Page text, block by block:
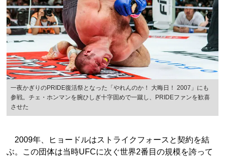
一夜かぎりのPRIDE復活祭となった「やれんのか！ 大晦日！ 2007」にも
参戦。チェ・ホンマンを腕ひしぎ十字固めで一蹴し、PRIDEファンを歓喜
させた
2009年、ヒョードルはストライクフォースと契約を結
ぶ。この団体は当時UFCに次ぐ世界2番目の規模を誇って